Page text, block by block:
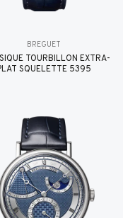
BREGUET
TOURBILLON EXTRA-
SQUELETTE 5395